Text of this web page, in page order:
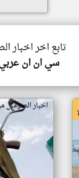
تابع اخر اخبار
سي ان ان
اخبار